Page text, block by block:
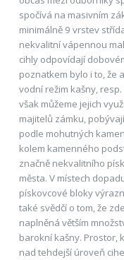
spočívá na masivním
minimálně 9 vrstev
nekvalitní vápennou
cihly odpovídají
poznatkem bylo i to, že
vodní režim kašny,
však můžeme jejich
majitelů zámku,
podle mohutných
kolem kamenného
značně nekvalitního
města. V místech
pískovcové bloky
také svědčí o tom, že
naplněná větším
barokní kašny. Prostor,
nad tehdejší úroveň